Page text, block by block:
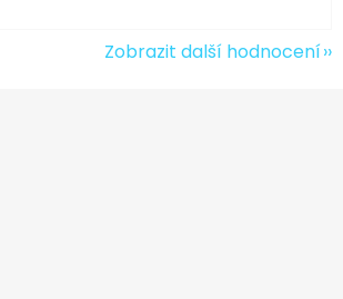
Zobrazit další hodnocení